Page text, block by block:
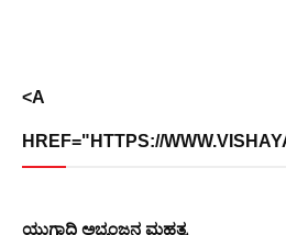
<A
HREF="HTTPS://
ಯುಗಾದಿ ಅಭ್ಯಂಜನ ಮಹತ್ವ